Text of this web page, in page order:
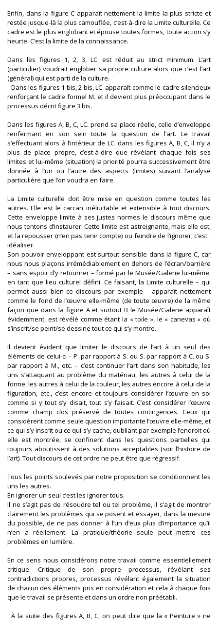
Enfin, dans la figure C apparaît nettement la limite la plus stricte et
restée jusque-là la plus camouflée, c’est-à-dire la Limite culturelle. Ce
cadre est le plus englobant et épouse toutes formes, toute action s’y
heurte. C’est la limite de la connaissance.
Dans les figures 1, 2, 3, LC. est réduit au strict minimum. L’art
(particulier) voudrait englober sa propre culture alors que c’est l’art
(général) qui est parti de la culture.
Dans les figures 1 bis, 2 bis, LC. apparaît comme le cadre silencieux
renforçant le cadre formel M. et il devient plus préoccupant dans le
processus décrit figure 3 bis.
Dans les figures A, B, C, LC. prend sa place réelle, celle d’enveloppe
renfermant en son sein toute la question de l’art. Le travail
s’effectuant alors à l’intérieur de LC. dans les figures A, B, C, il n’y a
plus de place propre, c’est-à-dire que révélant chaque fois ses
limites et lui-même (situation) la priorité pourra successivement être
donnée à l’un ou l’autre des aspects (limites) suivant l’analyse
particulière que l’on voudra en faire.
La Limite culturelle doit être mise en question comme toutes les
autres. Elle est le carcan inéluctable et extensible à tout discours.
Cette enveloppe limite à ses justes normes le discours même que
nous tentons d’instaurer. Cette limite est astreignante, mais elle est,
et la repousser (n’en pas tenir compte) ou feindre de l’ignorer, c’est :
idéaliser.
Son pouvoir enveloppant est surtout sensible dans la figure C, car
nous nous plaçons irrémédiablement en dehors de l’écran/barrière
– sans espoir d’y retourner – formé par le Musée/Galerie lui-même,
en tant que lieu culturel défini. Ce faisant, la Limite culturelle – qui
permet aussi bien ce discours par exemple – apparaît nettement
comme le fond de l’œuvre elle-même (de toute œuvre) de la même
façon que dans la figure A et surtout B le Musée/Galerie apparaît
évidemment, est révélé comme étant la « toile », le « canevas » où
s’inscrit/se peint/se dessine tout ce qui s’y montre.
Il devient évident que limiter le discours de l’art à un seul des
éléments de celui-ci – P. par rapport à S. ou S. par rapport à C. ou S.
par rapport à M., etc. – c’est continuer l’art dans son habitude, les
uns s’attaquant au problème du matériau, les autres à celui de la
forme, les autres à celui de la couleur, les autres encore à celui de la
figuration, etc., c’est encore et toujours considérer l’œuvre en soi
comme si y tout s’y disait, tout s’y faisait. C’est considérer l’œuvre
comme champ clos préservé de toutes contingences. Ceux qui
considèrent comme seule question importante l’œuvre elle-même, et
ce qui s’y inscrit ou ce qui s’y cache, oubliant par exemple l’endroit où
elle est montrée, se confinent dans les questions partielles qui
toujours aboutissent à des solutions acceptables (soit l’histoire de
l’art). Tout discours de cet ordre ne peut être que régressif.
Tous les points soulevés par notre proposition se conditionnent les
uns les autres.
En ignorer un seul c’est les ignorer tous.
Il ne s’agit pas de résoudre tel ou tel problème, il s’agit de montrer
clairement les problèmes qui se posent et essayer, dans la mesure
du possible, de ne pas donner à l’un d’eux plus d’importance qu’il
n’en a réellement. La pratique/théorie seule peut mettre ces
problèmes en lumière.
En ce sens nous considérons notre travail comme essentiellement
critique. Critique de son propre processus, révélant ses
contradictions propres, processus révélant également la situation
de chacun des éléments pris en considération et cela à chaque fois
que le travail se présente et dans un ordre non préétabli.
À la suite des figures A, B, C, on peut dire que la « Peinture » ne